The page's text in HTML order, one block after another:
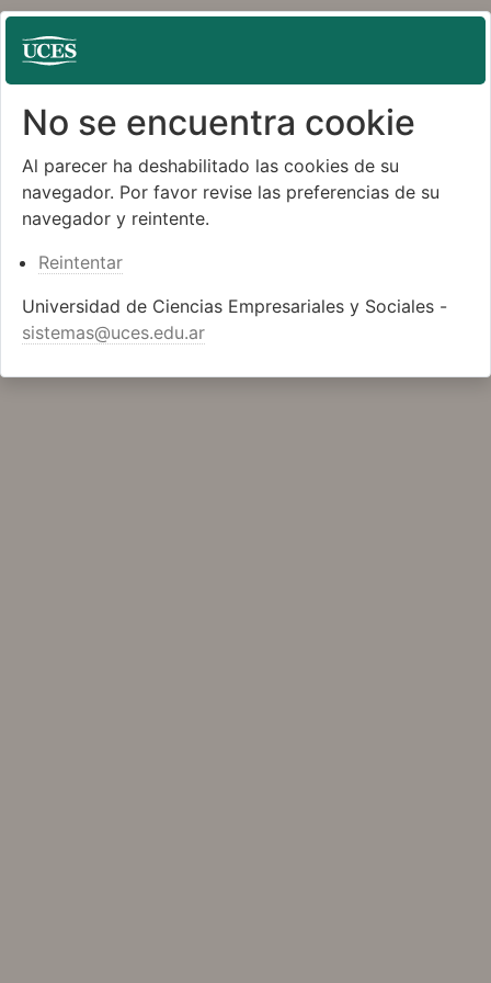
No se encuentra cookie
Al parecer ha deshabilitado las cookies de su
navegador. Por favor revise las preferencias de su
navegador y reintente.
Reintentar
Universidad de Ciencias Empresariales y Sociales -
sistemas@uces.edu.ar